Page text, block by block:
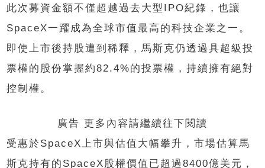
此次募資金額不僅超越過去大型IPO紀錄，也讓
SpaceX一躍成為全球市值最高的科技企業之一。
即使上市後持股遭到稀釋，馬斯克仍透過具超級投
票權的股份掌握約82.4%的投票權，持續擁有絕對
控制權。
廣告 更多內容請繼續往下閱讀
受惠於SpaceX上市與估值大幅攀升，市場估算馬
斯克持有的SpaceX股權價值已超過8400億美元，